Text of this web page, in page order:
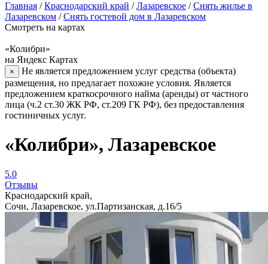
Главная /Краснодарский край /Лазаревское /Снять жилье в
Лазаревском /Снять гостевой дом в Лазаревском
Смотреть на картах
«Колибри»
на Яндекс Картах
×
Не является предложением услуг средства (объекта)
размещения, но предлагает похожие условия. Является
предложением краткосрочного найма (аренды) от частного
лица (ч.2 ст.30 ЖК РФ, ст.209 ГК РФ), без предоставления
гостиничных услуг.
«Колибри», Лазаревское
5.0
Отзывы
Краснодарский край,
Сочи, Лазаревское, ул.Партизанская, д.16/5